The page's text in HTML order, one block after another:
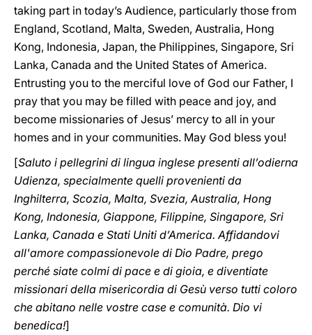
taking part in today’s Audience, particularly those from
England, Scotland, Malta, Sweden, Australia, Hong
Kong, Indonesia, Japan, the Philippines, Singapore, Sri
Lanka, Canada and the United States of America.
Entrusting you to the merciful love of God our Father, I
pray that you may be filled with peace and joy, and
become missionaries of Jesus’ mercy to all in your
homes and in your communities. May God bless you!
[Saluto i pellegrini di lingua inglese presenti all’odierna
Udienza, specialmente quelli provenienti da
Inghilterra, Scozia, Malta, Svezia, Australia, Hong
Kong, Indonesia, Giappone, Filippine, Singapore, Sri
Lanka, Canada e Stati Uniti d’America. Affidandovi
all'amore compassionevole di Dio Padre, prego
perché siate colmi di pace e di gioia, e diventiate
missionari della misericordia di Gesù verso tutti coloro
che abitano nelle vostre case e comunità. Dio vi
benedica!]